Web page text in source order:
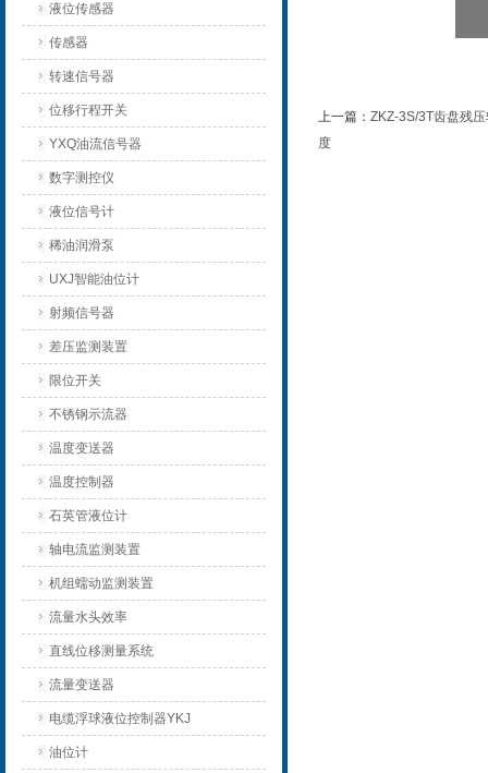
液位传感器
传感器
转速信号器
位移行程开关
YXQ油流信号器
数字测控仪
液位信号计
稀油润滑泵
UXJ智能油位计
射频信号器
差压监测装置
限位开关
不锈钢示流器
温度变送器
温度控制器
石英管液位计
轴电流监测装置
机组蠕动监测装置
流量水头效率
直线位移测量系统
流量变送器
电缆浮球液位控制器YKJ
油位计
上一篇： ZKZ-3S/3T齿盘残
度